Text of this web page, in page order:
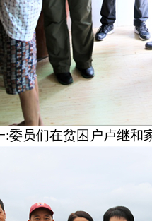
:委员们在贫困户卢继和